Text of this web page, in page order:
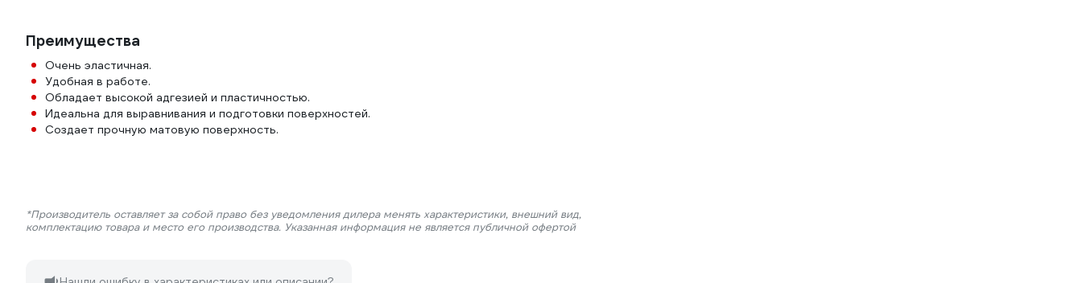
Преимущества
Очень эластичная.
Удобная в работе.
Обладает высокой адгезией и пластичностью.
Идеальна для выравнивания и подготовки поверхностей.
Создает прочную матовую поверхность.
*Производитель оставляет за собой право без уведомления дилера менять характеристики, внешний вид,
комплектацию товара и место его производства. Указанная информация не является публичной офертой